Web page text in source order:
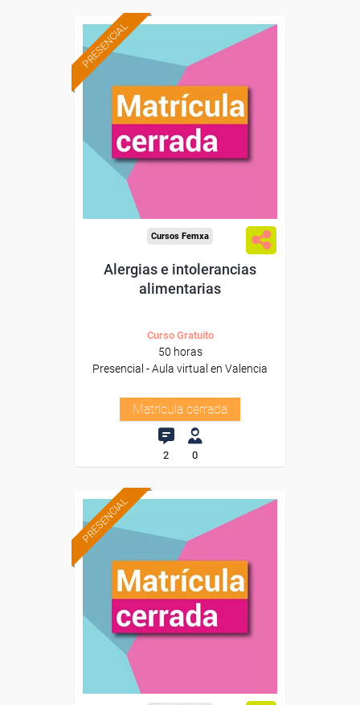
PRESENCIAL
Cursos Femxa
Alergias e intolerancias
alimentarias
Curso Gratuito
50 horas
Presencial - Aula virtual en Valencia
Matrícula cerrada
2 0
PRESENCIAL